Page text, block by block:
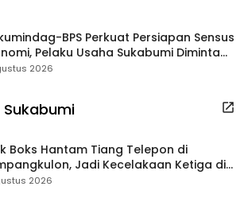
BPS Perkuat Persiapan Sensus
Pelaku Usaha Sukabumi Diminta
Beri Data
2026
Boks Hantam Tiang Telepon di
Jadi Kecelakaan Ketiga di
yang Sama
2026